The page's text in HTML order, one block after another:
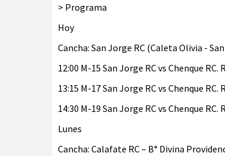
> Programa
Hoy
Cancha: San Jorge RC (Caleta Olivia -
12:00 M-15 San Jorge RC vs Chenque RC.
13:15 M-17 San Jorge RC vs Chenque RC.
14:30 M-19 San Jorge RC vs Chenque
Lunes
Cancha: Calafate RC – B° Divina